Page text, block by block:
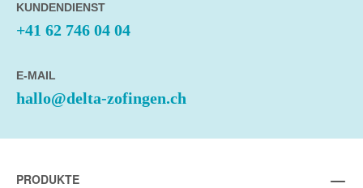
KUNDENDIENST
+41 62 746 04 04
E-MAIL
hallo@delta-zofingen.ch
PRODUKTE